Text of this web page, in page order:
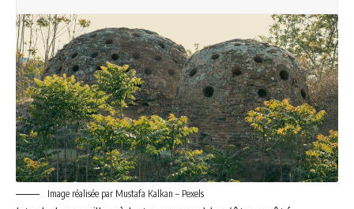
Image réalisée par Mustafa Kalkan – Pexels